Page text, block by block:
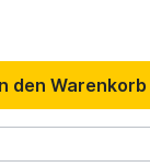
den Warenkorb